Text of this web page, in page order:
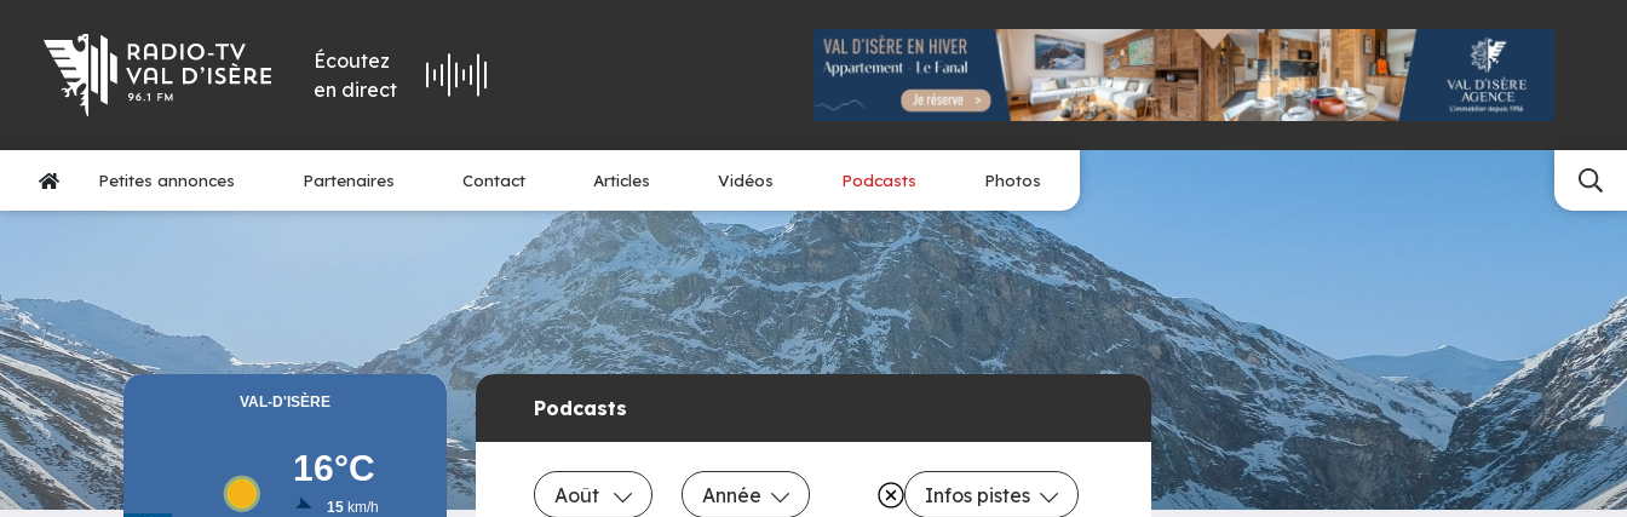
Écoutez
en direct
Petites annonces Partenaires Contact Articles Vidéos Podcasts Photos
Podcasts
Août Année Infos pistes